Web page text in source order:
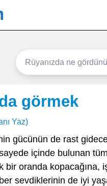
görmek
Yaz)
gücünün de rast
içinde bulunan tüm
bir oranda
sevdiklerinin de iyi